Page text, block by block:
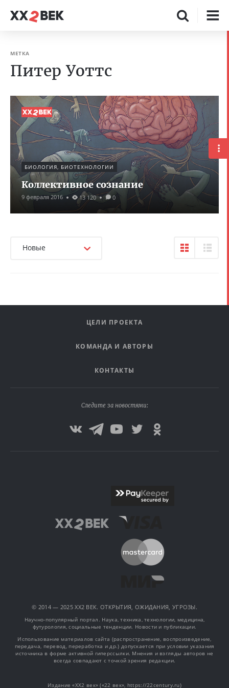
МЕТКА
Питер Уоттс
БИОЛОГИЯ, БИОТЕХНОЛОГИИ
Коллективное сознание
9 февраля 2016 13 120 0
Новые
ЦЕЛИ ПРОЕКТА
КОМАНДА И АВТОРЫ
КОНТАКТЫ
Следите за новостями:
© 2014 — 2025 XX2 ВЕК. ОТКРЫТИЯ, ОЖИДАНИЯ, УГРОЗЫ.
Научно-популярный портал. Наука, техника, технологии, медицина,
футурология, социальные тенденции. Новости и публикации.
Использование материалов сайта (распространение, воспроизведение,
передача, перевод, переработка и др.) допускается при условии указания
источника в форме активной гиперссылки. Мнения и взгляды авторов не
всегда совпадают с точкой зрения редакции.
Издание «XX2 век» («22 век», https://22century.ru)